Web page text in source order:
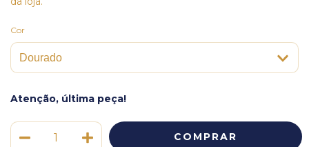
Cor
Atenção, última peça!